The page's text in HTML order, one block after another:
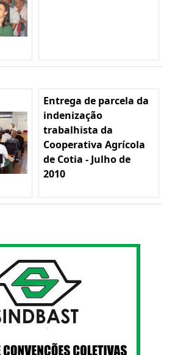
Entrega de parcela da
indenização
trabalhista da
Cooperativa Agrícola
de Cotia - Julho de
2010